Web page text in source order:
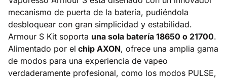
mecanismo de puerta de la batería, pudiéndola
desbloquear con gran simplicidad y estabilidad.
Armour S Kit soporta una sola batería 18650 o 21700.
Alimentado por el chip AXON, ofrece una amplia gama
de modos para una experiencia de vapeo
verdaderamente profesional, como los modos PULSE,